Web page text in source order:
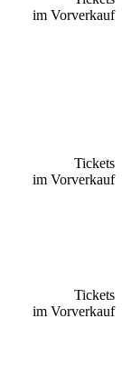
im Vorverkauf
Tickets
im Vorverkauf
Tickets
im Vorverkauf